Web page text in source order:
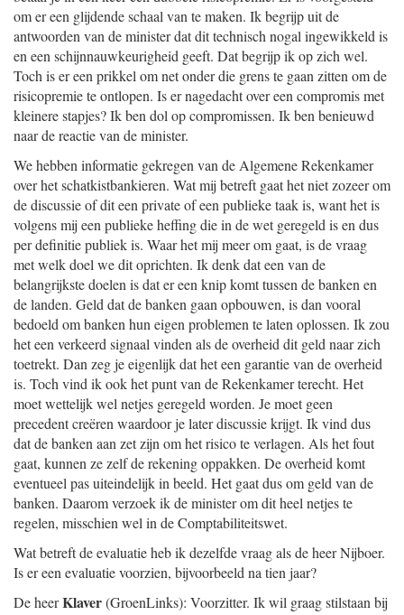
om er een glijdende schaal van te maken. Ik begrijp uit de
antwoorden van de minister dat dit technisch nogal ingewikkeld is
en een schijnnauwkeurigheid geeft. Dat begrijp ik op zich wel.
Toch is er een prikkel om net onder die grens te gaan zitten om de
risicopremie te ontlopen. Is er nagedacht over een compromis met
kleinere stapjes? Ik ben dol op compromissen. Ik ben benieuwd
naar de reactie van de minister.
We hebben informatie gekregen van de Algemene Rekenkamer
over het schatkistbankieren. Wat mij betreft gaat het niet zozeer om
de discussie of dit een private of een publieke taak is, want het is
volgens mij een publieke heffing die in de wet geregeld is en dus
per definitie publiek is. Waar het mij meer om gaat, is de vraag
met welk doel we dit oprichten. Ik denk dat een van de
belangrijkste doelen is dat er een knip komt tussen de banken en
de landen. Geld dat de banken gaan opbouwen, is dan vooral
bedoeld om banken hun eigen problemen te laten oplossen. Ik zou
het een verkeerd signaal vinden als de overheid dit geld naar zich
toetrekt. Dan zeg je eigenlijk dat het een garantie van de overheid
is. Toch vind ik ook het punt van de Rekenkamer terecht. Het
moet wettelijk wel netjes geregeld worden. Je moet geen
precedent creëren waardoor je later discussie krijgt. Ik vind dus
dat de banken aan zet zijn om het risico te verlagen. Als het fout
gaat, kunnen ze zelf de rekening oppakken. De overheid komt
eventueel pas uiteindelijk in beeld. Het gaat dus om geld van de
banken. Daarom verzoek ik de minister om dit heel netjes te
regelen, misschien wel in de Comptabiliteitswet.
Wat betreft de evaluatie heb ik dezelfde vraag als de heer Nijboer.
Is er een evaluatie voorzien, bijvoorbeeld na tien jaar?
De heerKlaver(GroenLinks): Voorzitter. Ik wil graag stilstaan bij